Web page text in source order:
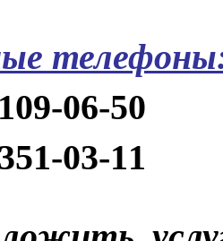
06-50
03-11